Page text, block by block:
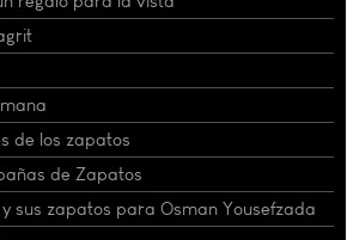
de los zapatos
de Zapatos
sus zapatos para Osman Yousefzada